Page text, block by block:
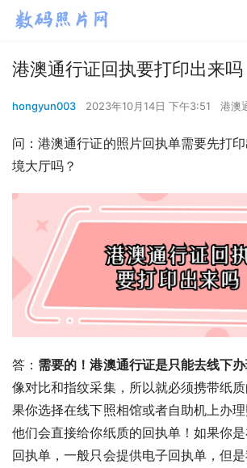
港澳通行证回执要打印出来吗
hongyun003 2023年10月14日 下午3:51 港澳
问：港澳通行证的照片回执单需要先打
境大厅吗？
答： 需要的！港澳通行证是只能去线下
像对比和指纹采集，所以就必须携带纸
果你选择在线下照相馆或者自助机上办
他们会直接给你纸质的回执单！如果你
回执单，一般只会提供电子回执单，但